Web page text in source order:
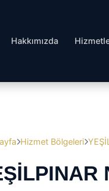
Hakkımızda
Hizmet Bölgeleri